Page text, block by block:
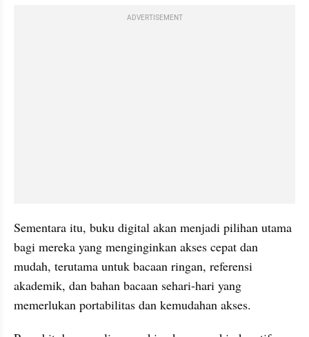
ADVERTISEMENT
Sementara itu, buku digital akan menjadi pilihan utama
bagi mereka yang menginginkan akses cepat dan
mudah, terutama untuk bacaan ringan, referensi
akademik, dan bahan bacaan sehari-hari yang
memerlukan portabilitas dan kemudahan akses.